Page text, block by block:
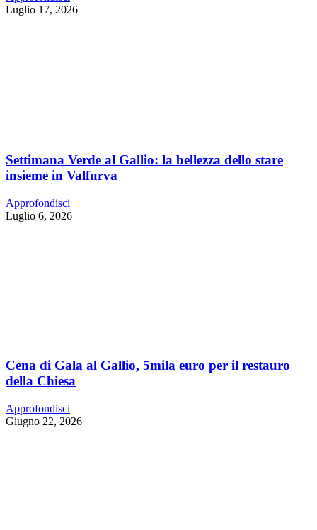
Luglio 17, 2026
Settimana Verde al Gallio: la bellezza dello stare
insieme in Valfurva
Approfondisci
Luglio 6, 2026
Cena di Gala al Gallio, 5mila euro per il restauro
della Chiesa
Approfondisci
Giugno 22, 2026